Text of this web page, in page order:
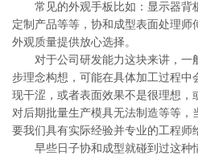
常见的外观手板比如：显示器背
定制产品等等，协和成型表面处理师
外观质量提供放心选择。
对于公司研发能力这块来讲，一
步理念构想，可能在具体加工过程中
现干涩，或者表面效果不是很理想，
对后期批量生产模具无法制造等等，
要我们具有实际经验并专业的工程师
早些日子协和成型就碰到过这种